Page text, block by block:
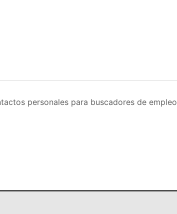
personales para buscadores de empleo